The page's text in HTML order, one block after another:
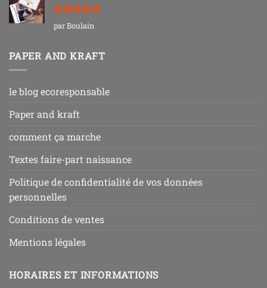
Note5sur
5
par Boulain
PAPER AND KRAFT
le blog ecoresponsable
Paper and kraft
comment ça marche
Textes faire-part naissance
Politique de confidentialité de vos données
personnelles
Conditions de ventes
Mentions légales
HORAIRES ET INFORMATIONS